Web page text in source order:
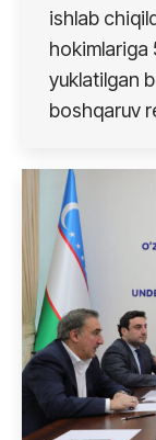
ishlab
yuklatilgan
boshqaruv